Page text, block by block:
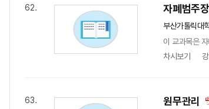
62. 자폐범주
부산가톨릭대
이 교과목은
차시보기
63. 원무관리